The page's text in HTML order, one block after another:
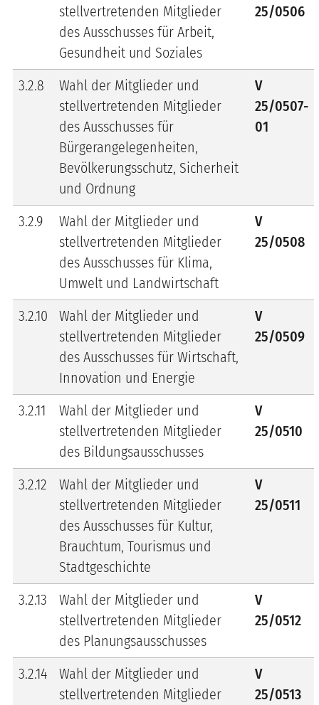
stellvertretenden Mitglieder
des Ausschusses für Arbeit,
Gesundheit und Soziales
25/0506
3.2.8
Wahl der Mitglieder und
stellvertretenden Mitglieder
des Ausschusses für
Bürgerangelegenheiten,
Bevölkerungsschutz, Sicherheit
und Ordnung
V
25/0507-
01
3.2.9
Wahl der Mitglieder und
stellvertretenden Mitglieder
des Ausschusses für Klima,
Umwelt und Landwirtschaft
V
25/0508
3.2.10
Wahl der Mitglieder und
stellvertretenden Mitglieder
des Ausschusses für Wirtschaft,
Innovation und Energie
V
25/0509
3.2.11
Wahl der Mitglieder und
stellvertretenden Mitglieder
des Bildungsausschusses
V
25/0510
3.2.12
Wahl der Mitglieder und
stellvertretenden Mitglieder
des Ausschusses für Kultur,
Brauchtum, Tourismus und
Stadtgeschichte
V
25/0511
3.2.13
Wahl der Mitglieder und
stellvertretenden Mitglieder
des Planungsausschusses
V
25/0512
3.2.14
Wahl der Mitglieder und
stellvertretenden Mitglieder
V
25/0513